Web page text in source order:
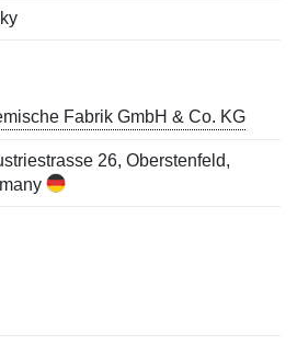
Fabrik GmbH & Co. KG
26, Oberstenfeld,